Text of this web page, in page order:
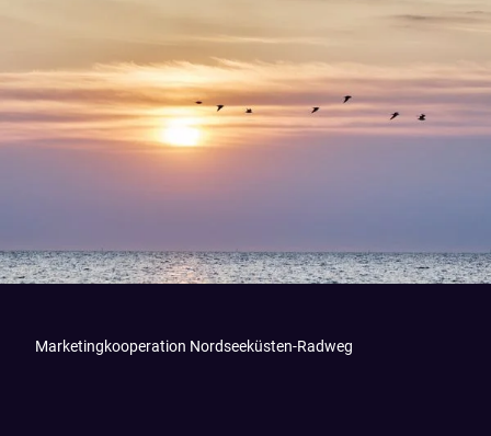
Marketingkooperation Nordseeküsten-Radweg